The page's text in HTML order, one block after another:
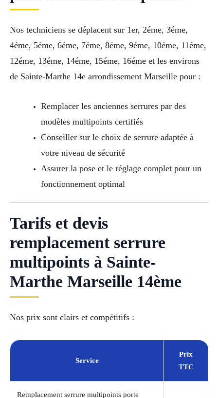
Nos techniciens se déplacent sur 1er, 2éme, 3éme,
4éme, 5éme, 6éme, 7éme, 8éme, 9éme, 10éme, 11éme,
12éme, 13éme, 14éme, 15éme, 16éme et les environs
de Sainte-Marthe 14e arrondissement Marseille pour :
Remplacer les anciennes serrures par des
modèles multipoints certifiés
Conseiller sur le choix de serrure adaptée à
votre niveau de sécurité
Assurer la pose et le réglage complet pour un
fonctionnement optimal
Tarifs et devis
remplacement serrure
multipoints à Sainte-
Marthe Marseille 14ème
Nos prix sont clairs et compétitifs :
Service
Prix
TTC
Remplacement serrure multipoints porte